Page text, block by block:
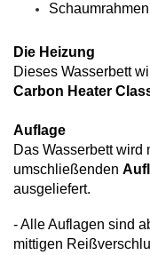
Die Heizung
Dieses Wasserbett
Carbon Heater
Auflage
Das Wasserbett wird
umschließenden
ausgeliefert.
- Alle Auflagen sind
mittigen